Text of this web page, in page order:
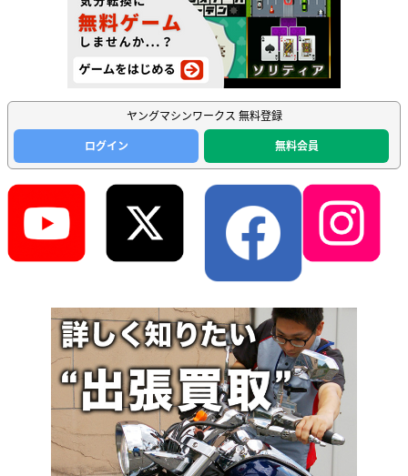
ヤングマシンワークス 無料登録
ログイン
無料会員